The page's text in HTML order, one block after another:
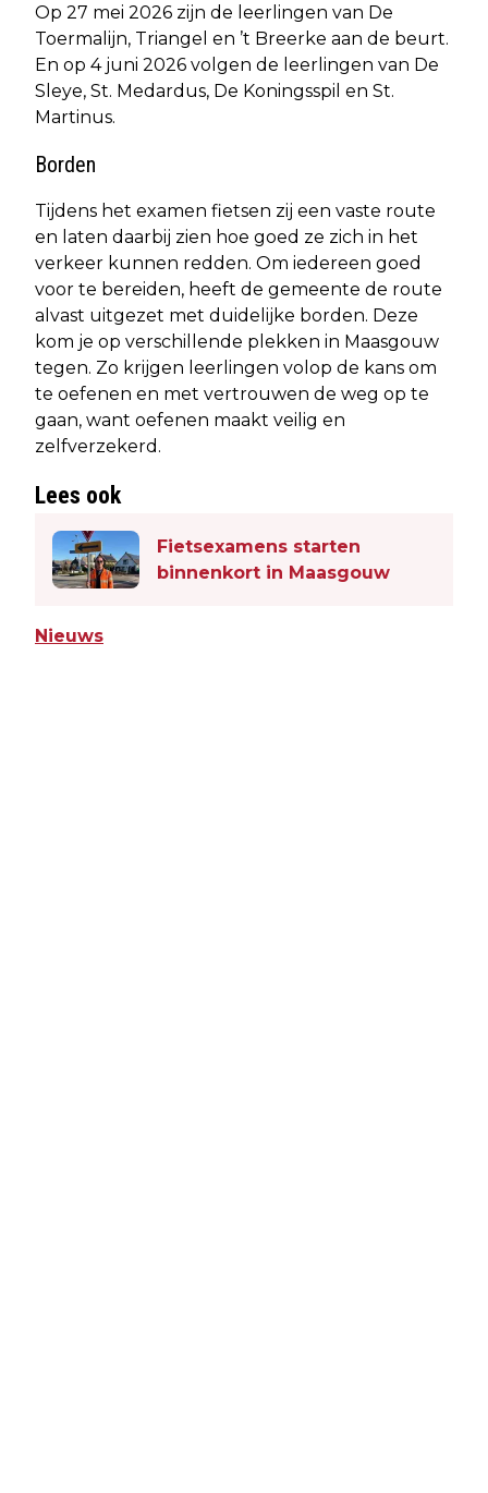
Op 27 mei 2026 zijn de leerlingen van De
Toermalijn, Triangel en ’t Breerke aan de beurt.
En op 4 juni 2026 volgen de leerlingen van De
Sleye, St. Medardus, De Koningsspil en St.
Martinus.
Borden
Tijdens het examen fietsen zij een vaste route
en laten daarbij zien hoe goed ze zich in het
verkeer kunnen redden. Om iedereen goed
voor te bereiden, heeft de gemeente de route
alvast uitgezet met duidelijke borden. Deze
kom je op verschillende plekken in Maasgouw
tegen. Zo krijgen leerlingen volop de kans om
te oefenen en met vertrouwen de weg op te
gaan, want oefenen maakt veilig en
zelfverzekerd.
Lees ook
Fietsexamens starten
binnenkort in Maasgouw
Nieuws